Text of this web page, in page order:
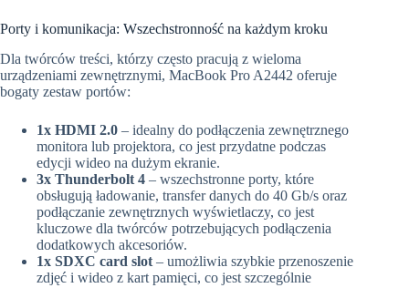
Porty i komunikacja: Wszechstronność na każdym kroku
Dla twórców treści, którzy często pracują z wieloma
urządzeniami zewnętrznymi, MacBook Pro A2442 oferuje
bogaty zestaw portów:
1x HDMI 2.0 – idealny do podłączenia zewnętrznego
monitora lub projektora, co jest przydatne podczas
edycji wideo na dużym ekranie.
3x Thunderbolt 4 – wszechstronne porty, które
obsługują ładowanie, transfer danych do 40 Gb/s oraz
podłączanie zewnętrznych wyświetlaczy, co jest
kluczowe dla twórców potrzebujących podłączenia
dodatkowych akcesoriów.
1x SDXC card slot – umożliwia szybkie przenoszenie
zdjęć i wideo z kart pamięci, co jest szczególnie